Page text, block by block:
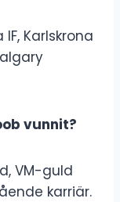
Karlskrona
vunnit?
VM-guld
karriär.